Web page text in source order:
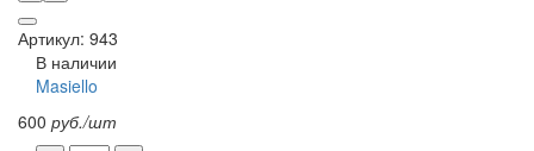
Артикул: 943
В наличии
Masiello
600 руб./шт